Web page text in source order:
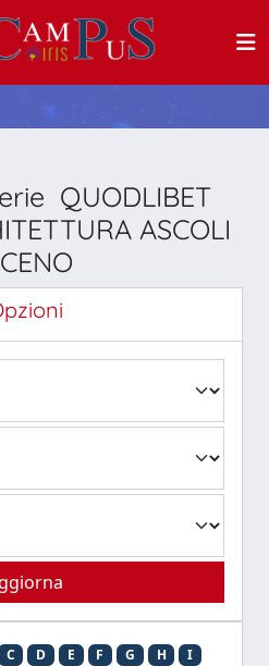
QUODLIBET
ASCOLI
C D E F G H
I